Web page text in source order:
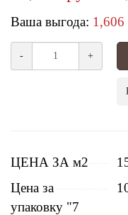
Ваша выгода: 1,606
- +
ЦЕНА ЗА м2
Цена за
упаковку "7